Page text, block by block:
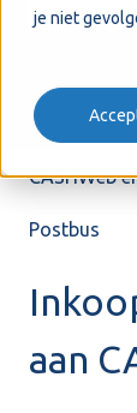
je niet
CASHWeb
Postbus
aan